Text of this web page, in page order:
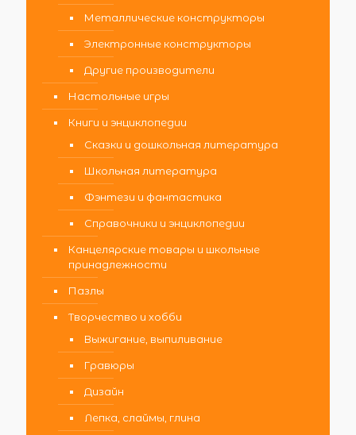
Металлические конструкторы
Электронные конструкторы
Другие производители
Настольные игры
Книги и энциклопедии
Сказки и дошкольная литература
Школьная литература
Фэнтези и фантастика
Справочники и энциклопедии
Канцелярские товары и школьные
принадлежности
Пазлы
Творчество и хобби
Выжигание, выпиливание
Гравюры
Дизайн
Лепка, слаймы, глина